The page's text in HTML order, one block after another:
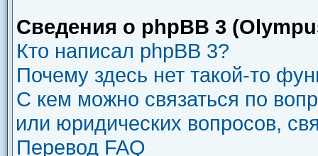
Сведения о phpBB 3
Кто написал phpBB 3?
Почему здесь нет такой-то
С кем можно связаться по
или юридических вопросов,
Перевод FAQ